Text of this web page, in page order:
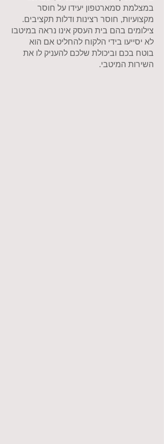
במצלמת סמארטפון יעידו על חוסר
מקצועיות, חוסר רצינות ודלות תקציבים.
צילומים בהם בית העסק אינו נראה במיטבו
לא יסייעו בידי הלקוח להחליט אם הוא
בוטח בכם וביכולת שלכם להעניק לו את
השירות המיטבי.